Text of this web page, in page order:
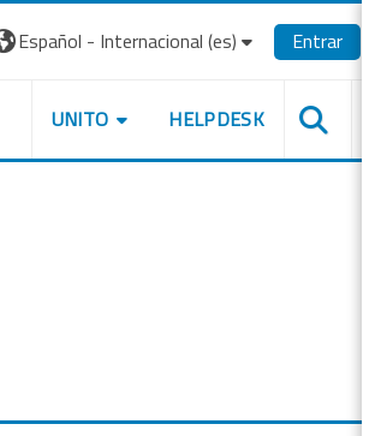
Español - Internacional ‎(es)‎ Entrar
UNITO HELPDESK